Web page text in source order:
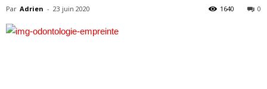
Par Adrien - 23 juin 2020 0
1640